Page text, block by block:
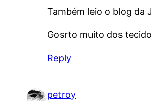
Também leio o blog da
Gosrto muito dos
Reply
petroy